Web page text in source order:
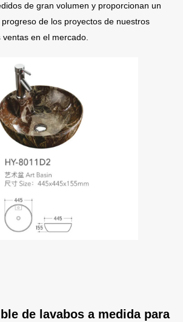
de gran volumen y proporcionan un
de los proyectos de nuestros
en el mercado.
de lavabos a medida para